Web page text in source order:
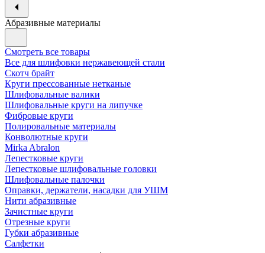
Абразивные материалы
Смотреть все товары
Все для шлифовки нержавеющей стали
Скотч брайт
Круги прессованные нетканые
Шлифовальные валики
Шлифовальные круги на липучке
Фибровые круги
Полировальные материалы
Конволютные круги
Mirka Abralon
Лепестковые круги
Лепестковые шлифовальные головки
Шлифовальные палочки
Оправки, держатели, насадки для УШМ
Нити абразивные
Зачистные круги
Отрезные круги
Губки абразивные
Салфетки